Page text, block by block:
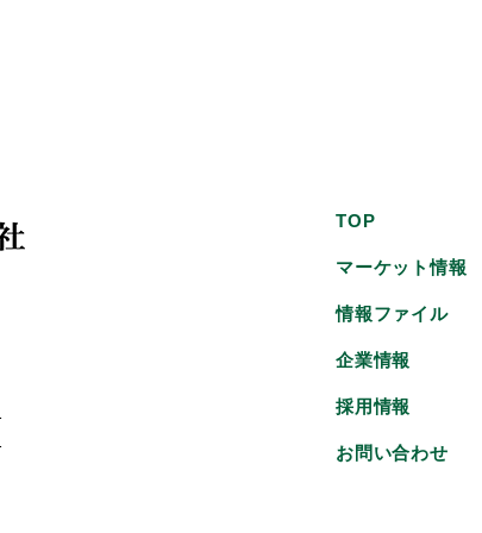
TOP
マーケット情報
情報ファイル
企業情報
採用情報
お問い合わせ